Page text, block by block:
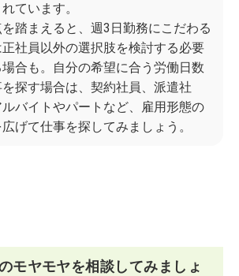
ています。
踏まえると、週3日勤務にこだわる
社員以外の選択肢を検討する必要
合も。自分の希望に合う労働日数
探す場合は、契約社員、派遣社
ルバイトやパートなど、雇用形態の
げて仕事を探してみましょう。
モヤモヤを相談してみましょ